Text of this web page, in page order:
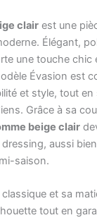
clair est une
Élégant,
une touche chic
Évasion est
et style, tout en
Grâce à sa
beige clair
aussi
saison.
et sa
tout en